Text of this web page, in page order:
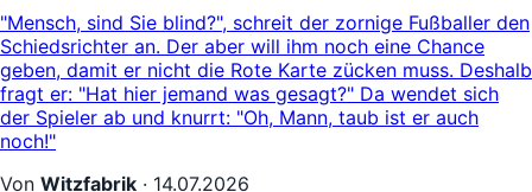
"Mensch, sind Sie blind?", schreit der zornige Fußballer den
Schiedsrichter an. Der aber will ihm noch eine Chance
geben, damit er nicht die Rote Karte zücken muss. Deshalb
fragt er: "Hat hier jemand was gesagt?" Da wendet sich
der Spieler ab und knurrt: "Oh, Mann, taub ist er auch
noch!"
Von Witzfabrik · 14.07.2026